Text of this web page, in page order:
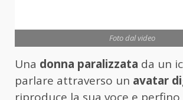
Foto dal video
Una donna paralizzata da un
parlare attraverso un avatar
riproduce la sua voce e perfino